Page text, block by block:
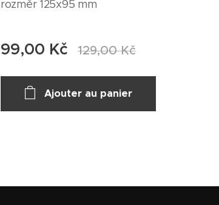
rozměr 125x95 mm
99,00 Kč 129,00Kč
Ajouter au panier